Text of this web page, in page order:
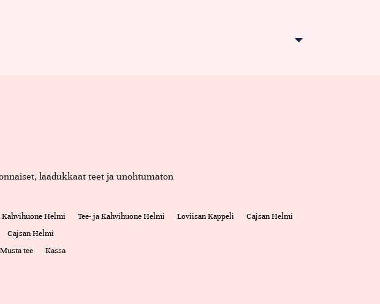
laadukkaat teet ja unohtumaton
Kahvihuone Helmi Tee- ja Kahvihuone Helmi Loviisan Kappeli
Cajsan Helmi
Cajsan Helmi
Musta tee Kassa